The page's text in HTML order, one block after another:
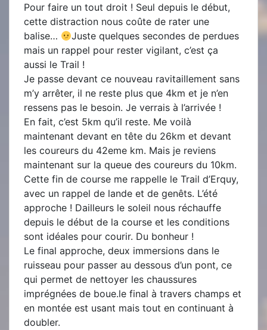
Pour faire un tout droit ! Seul depuis le début,
cette distraction nous coûte de rater une
balise…
Juste quelques secondes de perdues
mais un rappel pour rester vigilant, c’est ça
aussi le Trail !
Je passe devant ce nouveau ravitaillement sans
m’y arrêter, il ne reste plus que 4km et je n’en
ressens pas le besoin. Je verrais à l’arrivée !
En fait, c’est 5km qu’il reste. Me voilà
maintenant devant en tête du 26km et devant
les coureurs du 42eme km. Mais je reviens
maintenant sur la queue des coureurs du 10km.
Cette fin de course me rappelle le Trail d’Erquy,
avec un rappel de lande et de genêts. L’été
approche ! Dailleurs le soleil nous réchauffe
depuis le début de la course et les conditions
sont idéales pour courir. Du bonheur !
Le final approche, deux immersions dans le
ruisseau pour passer au dessous d’un pont, ce
qui permet de nettoyer les chaussures
imprégnées de boue.le final à travers champs et
en montée est usant mais tout en continuant à
doubler.